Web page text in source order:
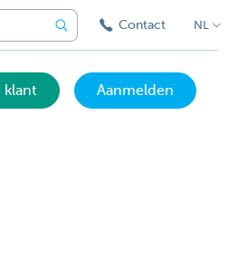
Contact NL
klant Aanmelden